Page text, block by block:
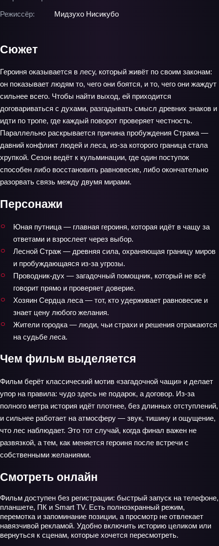
Режиссёр:
Мидзухо Нисикубо
Сюжет
Героиня оказывается в лесу, который живёт по своим законам:
он показывает людям то, чего они боятся, и то, чего они жаждут
сильнее всего. Чтобы найти выход, ей приходится
договариваться с духами, разгадывать смысл древних знаков и
идти по тропе, где каждый поворот проверяет честность.
Параллельно раскрывается причина пробуждения Стража —
давний конфликт людей и леса, из‑за которого граница стала
хрупкой. Сезон ведёт к кульминации, где один поступок
способен либо восстановить равновесие, либо окончательно
разорвать связь между двумя мирами.
Персонажи
Юная путница — главная героиня, которая идёт в чащу за
ответами и взрослеет через выбор.
Лесной Страж — древняя сила, охраняющая границу миров
и пробуждающаяся из‑за угрозы.
Проводник‑дух — загадочный помощник, который не всё
говорит прямо и проверяет доверие.
Хозяин Сердца леса — тот, кто удерживает равновесие и
знает цену любого желания.
Жители городка — люди, чьи страхи и решения отражаются
на судьбе леса.
Чем фильм выделяется
Фильм берёт классический мотив «загадочной чащи» и делает
упор на правила: чудо здесь не подарок, а договор. Из‑за
полного метра история идёт плотнее, без длинных отступлений,
и сильнее работает на атмосферу — звук, тишину и ощущение,
что лес наблюдает. Это тот случай, когда финал важен не
развязкой, а тем, как меняется героиня после встречи с
собственными желаниями.
Смотреть онлайн
Фильм доступен без регистрации: быстрый запуск на телефоне,
планшете, ПК и Smart TV. Есть полноэкранный режим,
перемотка и запоминание позиции, а просмотр не отвлекает
навязчивой рекламой. Удобно включить историю целиком или
вернуться к сценам, которые хочется пересмотреть.